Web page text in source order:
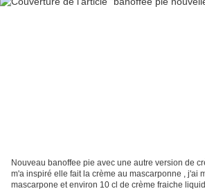
Nouveau banoffee pie avec une autre version de
m'a inspiré elle fait la crème au mascarponne , j'ai
mascarpone et environ 10 cl de crème fraiche